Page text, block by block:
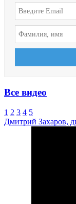
Все видео
1 2 3 4 5
Дмитрий Захаров,